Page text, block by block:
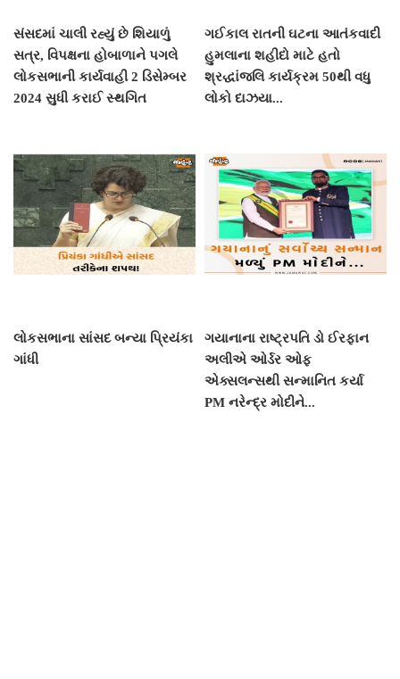
સંસદમાં ચાલી રહ્યું છે શિયાળું
સત્ર, વિપક્ષના હોબાળાને પગલે
લોકસભાની કાર્યવાહી 2 ડિસેમ્બર
2024 સુધી કરાઈ સ્થગિત
ગઈકાલ રાતની ઘટના આતંકવાદી
હુમલાના શહીદો માટે હતો
શ્રદ્ધાંજલિ કાર્યક્રમ 50થી વધુ
લોકો દાઝયા...
લોકસભાના સાંસદ બન્યા પ્રિયંકા
ગાંધી
ગયાનાના રાષ્ટ્રપતિ ડો ઈરફાન
અલીએ ઓર્ડર ઓફ
એક્સલન્સથી સન્માનિત કર્યા
PM નરેન્દ્ર મોદીને...